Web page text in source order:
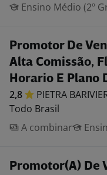
Ensino Médio (2º
Promotor De
Alta Comissão,
Horario E Plano
2,8 PIETRA
Todo Brasil
A combinar
Promotor(A) De